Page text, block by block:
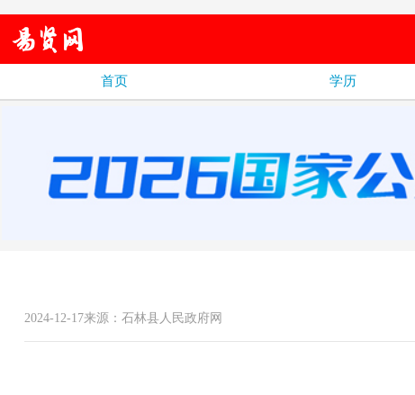
首页 学历
2024-12-17来源：石林县人民政府网